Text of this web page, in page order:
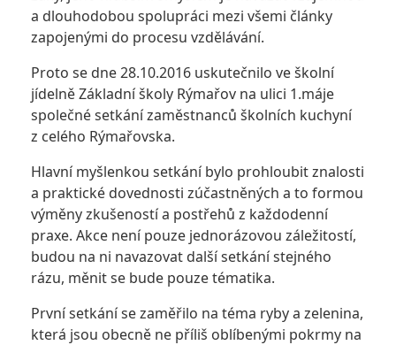
a dlouhodobou spolupráci mezi všemi články
zapojenými do procesu vzdělávání.
Proto se dne 28.10.2016 uskutečnilo ve školní
jídelně Základní školy Rýmařov na ulici 1.máje
společné setkání zaměstnanců školních kuchyní
z celého Rýmařovska.
Hlavní myšlenkou setkání bylo prohloubit znalosti
a praktické dovednosti zúčastněných a to formou
výměny zkušeností a postřehů z každodenní
praxe. Akce není pouze jednorázovou záležitostí,
budou na ni navazovat další setkání stejného
rázu, měnit se bude pouze tématika.
První setkání se zaměřilo na téma ryby a zelenina,
která jsou obecně ne příliš oblíbenými pokrmy na